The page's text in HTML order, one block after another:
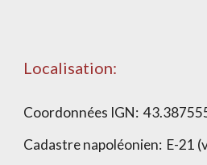
Localisation:
Coordonnées IGN:
Cadastre napoléonien: E-21